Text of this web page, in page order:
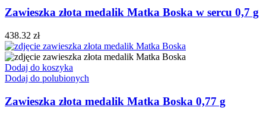
Zawieszka złota medalik Matka Boska w sercu 0,7 g
438.32 zł
Dodaj do koszyka
Dodaj do polubionych
Zawieszka złota medalik Matka Boska 0,77 g